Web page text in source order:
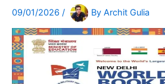
09/01/2026 / By Archit Gulia